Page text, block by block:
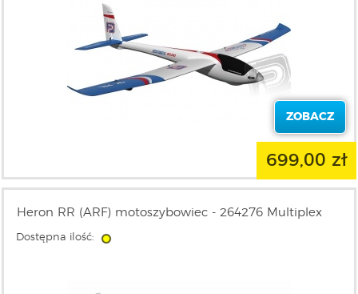
ZOBACZ
699,00 zł
Heron RR (ARF) motoszybowiec - 264276 Multiplex
Dostępna ilość: